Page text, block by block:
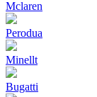
Mclaren
Perodua
Minellt
Bugatti